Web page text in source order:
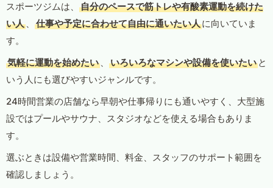
スポーツジムは、
自分のペースで筋トレや有酸素運動を続けた
い人 、 仕事や予定に合わせて自由に通いたい人に向いていま
す。
気軽に運動を始めたい 、 いろいろなマシンや設備を使いたい と
いう人にも選びやすいジャンルです。
24時間営業の店舗なら早朝や仕事帰りにも通いやすく、大型施
設ではプールやサウナ、スタジオなどを使える場合もありま
す。
選ぶときは設備や営業時間、料金、スタッフのサポート範囲を
確認しましょう。